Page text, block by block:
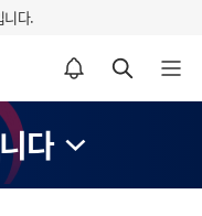
니다.
알림설정 바로가기 검색 바로가기 메뉴 열기
다